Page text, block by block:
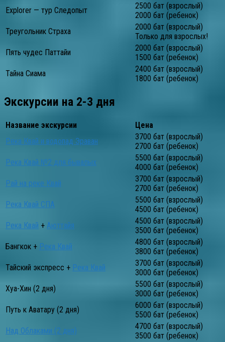
Explorer — тур Следопыт
2500 бат (взрослый)
2000 бат (ребенок)
Треугольник Страха
2000 бат (взрослый)
Только для взрослых!
Пять чудес Паттайи
2000 бат (взрослый)
1500 бат (ребенок)
Тайна Сиама
2400 бат (взрослый)
1800 бат (ребенок)
Экскурсии на 2-3 дня
Название экскурсии
Цена
Река Квай и водопад Эраван
3700 бат (взрослый)
2700 бат (ребенок)
Река Квай №2 для бывалых
5500 бат (взрослый)
4000 бат (ребенок)
Рай на реке Квай
3700 бат (взрослый)
2700 бат (ребенок)
Река Квай СПА
5500 бат (взрослый)
4500 бат (ребенок)
Река Квай + Аюттайя
4500 бат (взрослый)
3500 бат (ребенок)
Бангкок + Река Квай
4800 бат (взрослый)
3800 бат (ребенок)
Тайский экспресс + Река Квай
3700 бат (взрослый)
3000 бат (ребенок)
Хуа-Хин (2 дня)
5500 бат (взрослый)
3000 бат (ребенок)
Путь к Аватару (2 дня)
6000 бат (взрослый)
5500 бат (ребенок)
Над Облаками (2 дня)
4700 бат (взрослый)
3500 бат (ребенок)